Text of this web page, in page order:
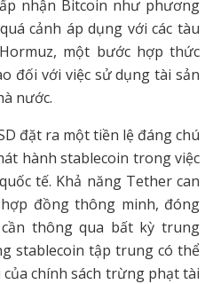
nhận Bitcoin như phương
cảnh áp dụng với các tàu
một bước hợp thức
đối với việc sử dụng tài sản
nước.
đặt ra một tiền lệ đáng chú
hành stablecoin trong việc
tế. Khả năng Tether can
đồng thông minh, đóng
thông qua bất kỳ trung
stablecoin tập trung có thể
chính sách trừng phạt tài